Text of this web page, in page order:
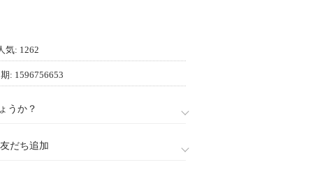
気: 1262
: 1596756653
うか？
だち追加